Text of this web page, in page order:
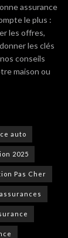
assurance
le plus :
les offres,
les clés
conseils
maison ou
auto
2025
Pas Cher
assurances